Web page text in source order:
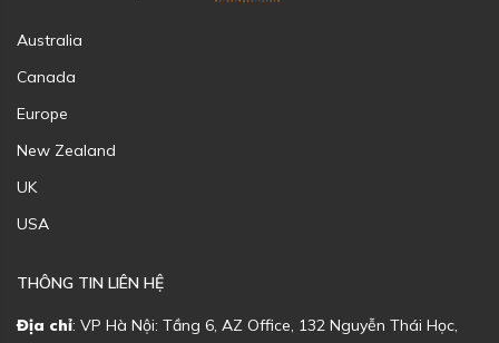
Australia
Canada
Europe
New Zealand
UK
USA
THÔNG TIN LIÊN HỆ
Địa chỉ: VP Hà Nội: Tầng 6, AZ Office, 132 Nguyễn Thái Học,